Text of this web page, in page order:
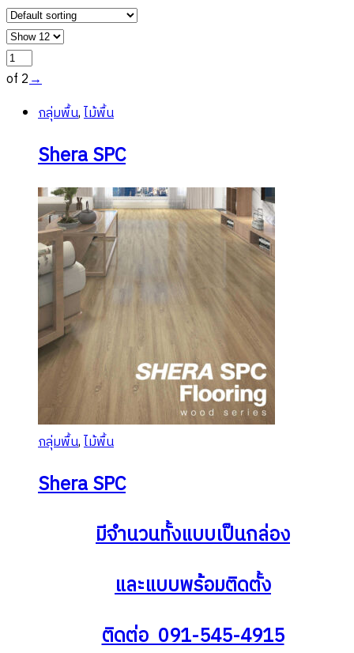
of 2→
กลุ่มพื้น,ไม้พื้น
Shera SPC
กลุ่มพื้น,ไม้พื้น
Shera SPC
มีจำนวนทั้งแบบเป็นกล่อง
และแบบพร้อมติดตั้ง
ติดต่อ 091-545-4915